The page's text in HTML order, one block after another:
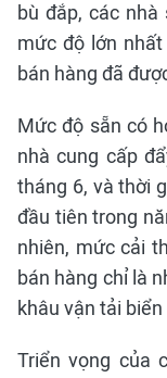
bù đắp, các
mức độ lớn
bán hàng đã
Mức độ sẵn có
nhà cung cấp
tháng 6, và thời
đầu tiên trong
nhiên, mức cải
bán hàng chỉ là
khâu vận tải
Triển vọng của